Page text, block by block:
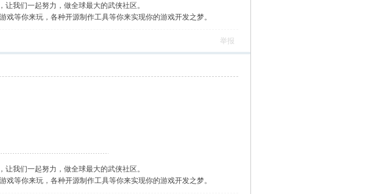
让我们一起努力，做全球最大的武侠社区。
等你来玩，各种开源制作工具等你来实现你的游戏开发之梦。
举报
让我们一起努力，做全球最大的武侠社区。
等你来玩，各种开源制作工具等你来实现你的游戏开发之梦。